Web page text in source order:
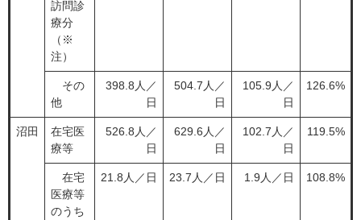
訪問診
療分
（※
注）
その
他
398.8人／
日
504.7人／
日
105.9人／
日
126.6%
沼田
在宅医
療等
526.8人／
日
629.6人／
日
102.7人／
日
119.5%
在宅
医療等
のうち
21.8人／日 23.7人／日 1.9人／日 108.8%